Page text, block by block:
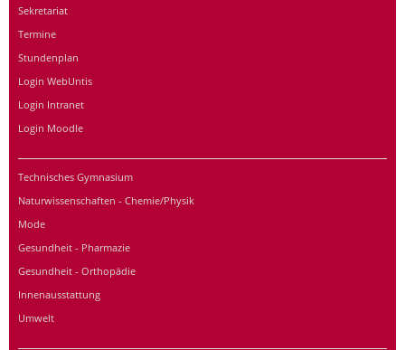
Sekretariat
Termine
Stundenplan
Login WebUntis
Login Intranet
Login Moodle
Technisches Gymnasium
Naturwissenschaften - Chemie/Physik
Mode
Gesundheit - Pharmazie
Gesundheit - Orthopädie
Innenausstattung
Umwelt